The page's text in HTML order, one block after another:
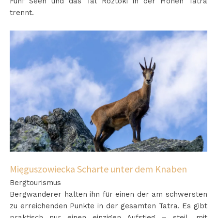
trennt.
Mięguszowiecka Scharte unter dem Knaben
Bergtourismus
Bergwanderer halten ihn für einen der am schwersten
zu erreichenden Punkte in der gesamten Tatra. Es gibt